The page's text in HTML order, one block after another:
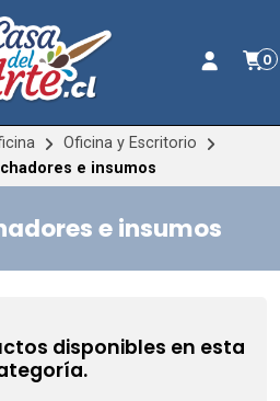
0
Oficina y Escritorio
e insumos
e insumos
disponibles en esta